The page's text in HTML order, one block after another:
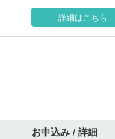
詳細はこちら
お申込み / 詳細